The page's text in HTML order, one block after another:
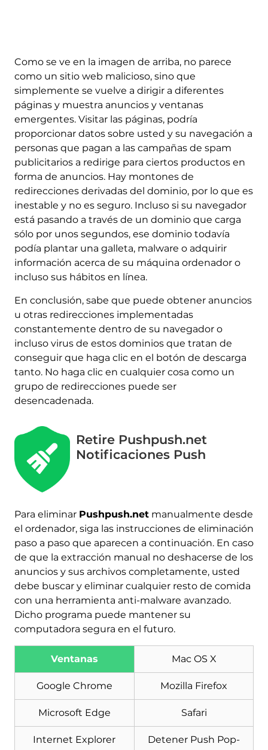
Como se ve en la imagen de arriba, no parece
como un sitio web malicioso, sino que
simplemente se vuelve a dirigir a diferentes
páginas y muestra anuncios y ventanas
emergentes. Visitar las páginas, podría
proporcionar datos sobre usted y su navegación a
personas que pagan a las campañas de spam
publicitarios a redirige para ciertos productos en
forma de anuncios. Hay montones de
redirecciones derivadas del dominio, por lo que es
inestable y no es seguro. Incluso si su navegador
está pasando a través de un dominio que carga
sólo por unos segundos, ese dominio todavía
podía plantar una galleta, malware o adquirir
información acerca de su máquina ordenador o
incluso sus hábitos en línea.
En conclusión, sabe que puede obtener anuncios
u otras redirecciones implementadas
constantemente dentro de su navegador o
incluso virus de estos dominios que tratan de
conseguir que haga clic en el botón de descarga
tanto. No haga clic en cualquier cosa como un
grupo de redirecciones puede ser
desencadenada.
Retire Pushpush.net
Notificaciones Push
Para eliminar Pushpush.netmanualmente desde
el ordenador, siga las instrucciones de eliminación
paso a paso que aparecen a continuación. En caso
de que la extracción manual no deshacerse de los
anuncios y sus archivos completamente, usted
debe buscar y eliminar cualquier resto de comida
con una herramienta anti-malware avanzado.
Dicho programa puede mantener su
computadora segura en el futuro.
Ventanas Mac OS X
Google Chrome Mozilla Firefox
Microsoft Edge Safari
Internet Explorer
Detener Push Pop-
Descargar
Herramienta de
eliminación de software
malintencionado